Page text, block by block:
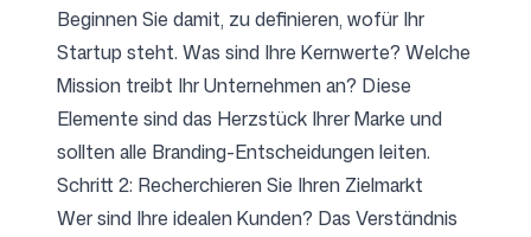
Beginnen Sie damit, zu definieren, wofür Ihr
Startup steht. Was sind Ihre Kernwerte? Welche
Mission treibt Ihr Unternehmen an? Diese
Elemente sind das Herzstück Ihrer Marke und
sollten alle Branding-Entscheidungen leiten.
Schritt 2: Recherchieren Sie Ihren Zielmarkt
Wer sind Ihre idealen Kunden? Das Verständnis